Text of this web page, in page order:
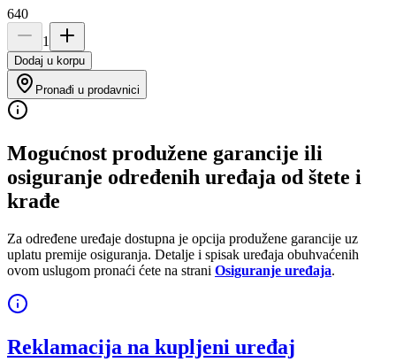
640
1
Dodaj u korpu
Pronađi u prodavnici
Mogućnost produžene garancije ili
osiguranje određenih uređaja od štete i
krađe
Za određene uređaje dostupna je opcija produžene garancije uz
uplatu premije osiguranja. Detalje i spisak uređaja obuhvaćenih
ovom uslugom pronaći ćete na strani Osiguranje uređaja.
Reklamacija na kupljeni uređaj